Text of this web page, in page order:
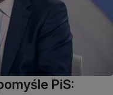
PiS: